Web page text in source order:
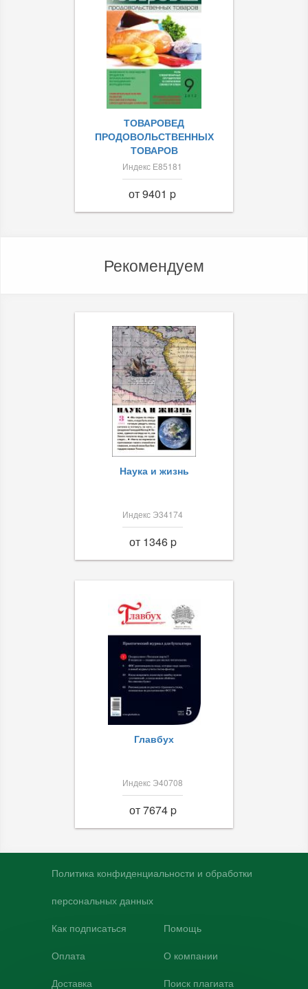
ТОВАРОВЕД
ПРОДОВОЛЬСТВЕННЫХ
ТОВАРОВ
Индекс Е85181
от 9401 p
Рекомендуем
Наука и жизнь
Индекс Э34174
от 1346 p
Главбух
Индекс Э40708
от 7674 p
Политика конфиденциальности и обработки
персональных данных
Как подписаться
Оплата
Доставка
Помощь
О компании
Поиск плагиата